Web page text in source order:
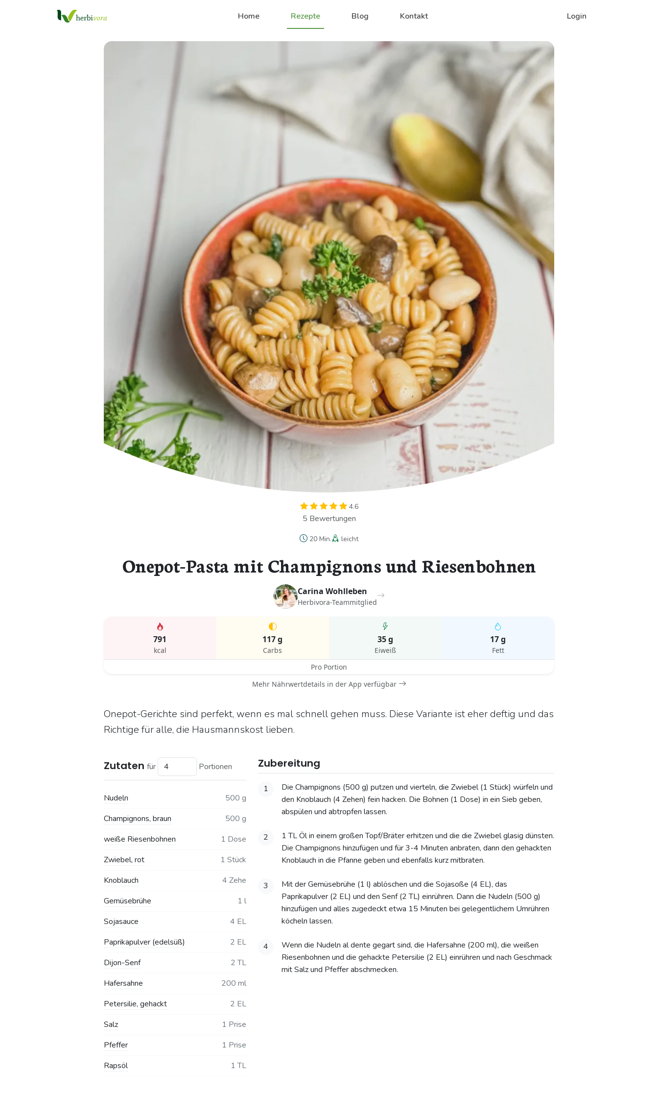
Home Rezepte Blog Kontakt Login
4.6
5 Bewertungen
20 Min. leicht
Onepot-Pasta mit Champignons und Riesenbohnen
Carina Wohlleben
Herbivora-Teammitglied
791
kcal
117 g
Carbs
35 g
Eiweiß
17 g
Fett
Pro Portion
Mehr Nährwertdetails in der App verfügbar
Onepot-Gerichte sind perfekt, wenn es mal schnell gehen muss. Diese Variante ist eher deftig und das
Richtige für alle, die Hausmannskost lieben.
Zutaten für Portionen
Nudeln
500 g
Champignons, braun
500 g
weiße Riesenbohnen
1 Dose
Zwiebel, rot
1 Stück
Knoblauch
4 Zehe
Gemüsebrühe
1 l
Sojasauce
4 EL
Paprikapulver (edelsüß)
2 EL
Dijon-Senf
2 TL
Hafersahne
200 ml
Petersilie, gehackt
2 EL
Salz
1 Prise
Pfeffer
1 Prise
Rapsöl
1 TL
Zubereitung
1
Die Champignons (500 g) putzen und vierteln, die Zwiebel (1 Stück) würfeln und
den Knoblauch (4 Zehen) fein hacken. Die Bohnen (1 Dose) in ein Sieb geben,
abspülen und abtropfen lassen.
2
1 TL Öl in einem großen Topf/Bräter erhitzen und die die Zwiebel glasig dünsten.
Die Champignons hinzufügen und für 3-4 Minuten anbraten, dann den gehackten
Knoblauch in die Pfanne geben und ebenfalls kurz mitbraten.
3
Mit der Gemüsebrühe (1 l) ablöschen und die Sojasoße (4 EL), das
Paprikapulver (2 EL) und den Senf (2 TL) einrühren. Dann die Nudeln (500 g)
hinzufügen und alles zugedeckt etwa 15 Minuten bei gelegentlichem Umrühren
köcheln lassen.
4
Wenn die Nudeln al dente gegart sind, die Hafersahne (200 ml), die weißen
Riesenbohnen und die gehackte Petersilie (2 EL) einrühren und nach Geschmack
mit Salz und Pfeffer abschmecken.